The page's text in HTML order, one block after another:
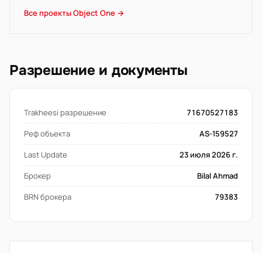
Все проекты Object One →
Разрешение и документы
Trakheesi разрешение
71670527183
Реф объекта
AS-159527
Last Update
23 июля 2026 г.
Брокер
Bilal Ahmad
BRN брокера
79383